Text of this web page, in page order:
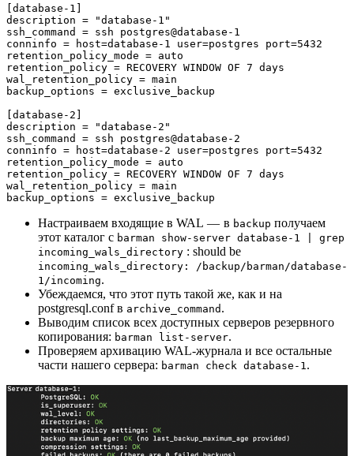
[database-1]
description = "database-1"
ssh_command = ssh postgres@database-1
conninfo = host=database-1 user=postgres port=5432
retention_policy_mode = auto
retention_policy = RECOVERY WINDOW OF 7 days
wal_retention_policy = main
backup_options = exclusive_backup
[database-2]
description = "database-2"
ssh_command = ssh postgres@database-2
conninfo = host=database-2 user=postgres port=5432
retention_policy_mode = auto
retention_policy = RECOVERY WINDOW OF 7 days
wal_retention_policy = main
backup_options = exclusive_backup
Настраиваем входящие в WAL — в backup получаем
этот каталог с barman show-server database-1 | grep
incoming_wals_directory : should be
incoming_wals_directory: /backup/barman/database-
1/incoming.
Убеждаемся, что этот путь такой же, как и на
postgresql.conf в archive_command .
Выводим список всех доступных серверов резервного
копирования: barman list-server.
Проверяем архивацию WAL-журнала и все остальные
части нашего сервера: barman check database-1.